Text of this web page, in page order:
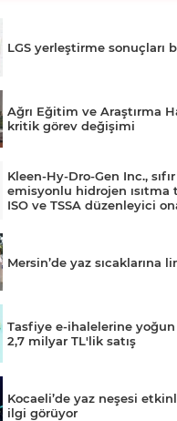
LGS yerleştirme sonuçları
Ağrı Eğitim ve Araştırma
kritik görev değişimi
Kleen-Hy-Dro-Gen Inc.,
emisyonlu hidrojen ısıtma
ISO ve TSSA düzenleyici
Mersin’de yaz sıcaklarına
Tasfiye e-ihalelerine
2,7 milyar TL'lik satış
Kocaeli’de yaz neşesi
ilgi görüyor